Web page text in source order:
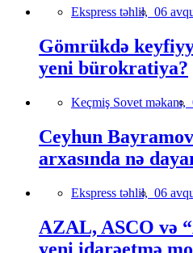
Ekspress təhlil, 06
Gömrükdə
yeni bürokratiya?
Keçmiş Sovet məkanı,
Ceyhun
arxasında nə
Ekspress təhlil, 06
AZAL, ASCO və
yeni idarəetmə